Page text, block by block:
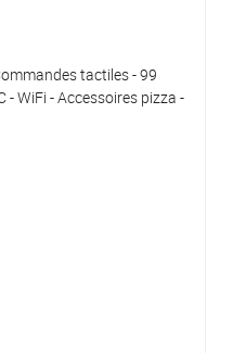
tactiles - 99
- WiFi - Accessoires pizza -